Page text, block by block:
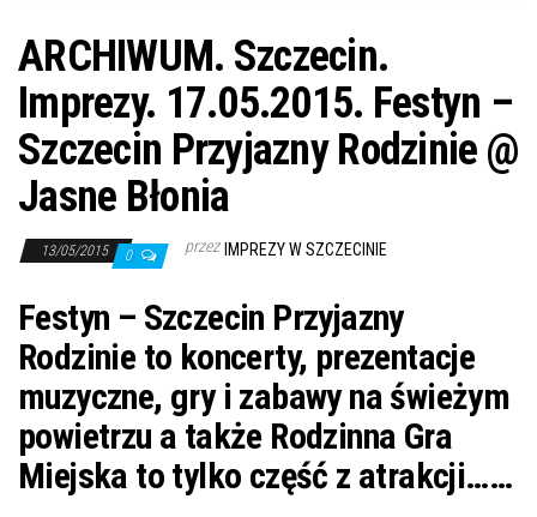
ARCHIWUM. Szczecin.
Imprezy. 17.05.2015. Festyn –
Szczecin Przyjazny Rodzinie @
Jasne Błonia
13/05/2015 0 przez IMPREZY W SZCZECINIE
Festyn – Szczecin Przyjazny
Rodzinie to koncerty, prezentacje
muzyczne, gry i zabawy na świeżym
powietrzu a także Rodzinna Gra
Miejska to tylko część z atrakcji……